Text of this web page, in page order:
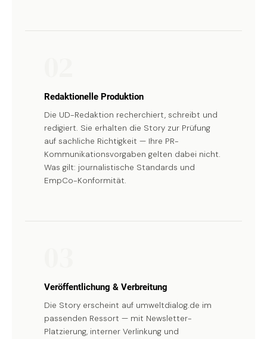
Redaktionelle Produktion
Die UD-Redaktion recherchiert, schreibt und
redigiert. Sie erhalten die Story zur Prüfung
auf sachliche Richtigkeit — Ihre PR-
Kommunikationsvorgaben gelten dabei nicht.
Was gilt: journalistische Standards und
EmpCo-Konformität.
Veröffentlichung & Verbreitung
Die Story erscheint auf umweltdialog.de im
passenden Ressort — mit Newsletter-
Platzierung, interner Verlinkung und